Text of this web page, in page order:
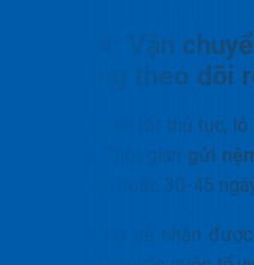
Bước 4: Vận
tracking theo dõi
Sau khi hoàn tất thủ tục,
đã chọn. Thời gian gửi
ngày (bay) hoặc 30-45
Khách hàng sẽ nhận